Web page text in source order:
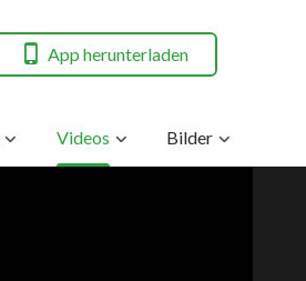
App herunterladen
Videos Bilder